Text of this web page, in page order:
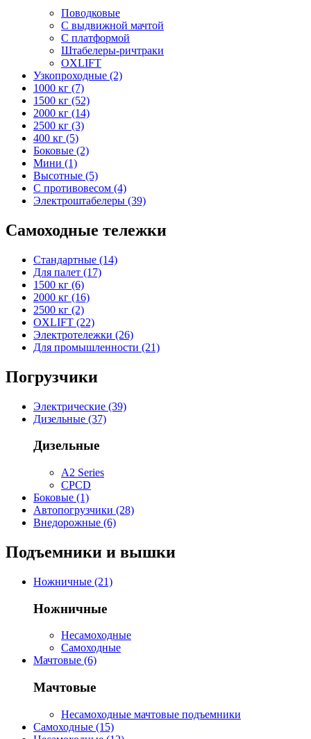
Поводковые
С выдвижной мачтой
С платформой
Штабелеры-ричтраки
OXLIFT
Узкопроходные (2)
1000 кг (7)
1500 кг (52)
2000 кг (14)
2500 кг (3)
400 кг (5)
Боковые (2)
Мини (1)
Высотные (5)
С противовесом (4)
Электроштабелеры (39)
Самоходные тележки
Стандартные (14)
Для палет (17)
1500 кг (6)
2000 кг (16)
2500 кг (2)
OXLIFT (22)
Электротележки (26)
Для промышленности (21)
Погрузчики
Электрические (39)
Дизельные (37)
Дизельные
A2 Series
CPCD
Боковые (1)
Автопогрузчики (28)
Внедорожные (6)
Подъемники и вышки
Ножничные (21)
Ножничные
Несамоходные
Самоходные
Мачтовые (6)
Мачтовые
Несамоходные мачтовые подъемники
Самоходные (15)